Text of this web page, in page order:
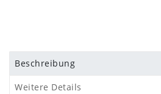
Beschreibung
Weitere Details